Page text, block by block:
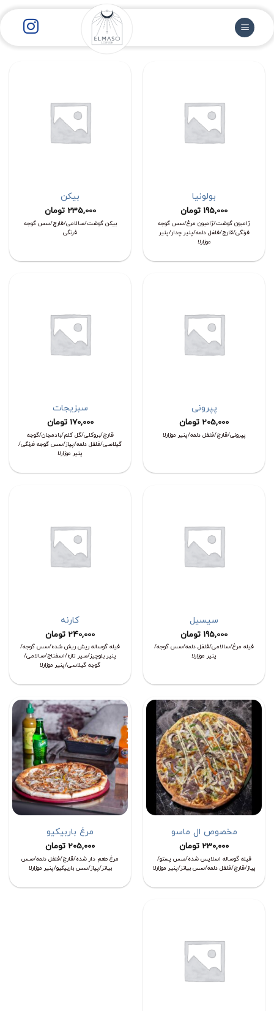
محتوا
بولونیا
195,000 تومان
ژامبون گوشت/ژامبون مرغ/سس گوجه
فرنگی/قارچ/فلفل دلمه/پنیر چدار/پنیر
موزارلا
بیکن
235,000 تومان
بیکن گوشت/سالامی/قارچ/سس گوجه
فرنگی
پپرونی
205,000 تومان
پپرونی/قارچ/فلفل دلمه/پنیر موزارلا
سبزیجات
170,000 تومان
قارچ/بروکلی/گل کلم/بادمجان/گوجه
گیلاسی/فلفل دلمه/پیاز/سس گوجه فرنگی/
پنیر موزارلا
سیسیل
195,000 تومان
فیله مرغ/سالامی/فلفل دلمه/سس گوجه/
پنیر موزارلا
کارنه
240,000 تومان
فیله گوساله ریش ریش شده/سس گوجه/
پنیر بلوچیز/سیر تازه/اسفناج/سالامی/
گوجه گیلاسی/پنیر موزارلا
مخصوص ال ماسو
230,000 تومان
فیله گوساله اسلایس شده/سس پستو/
پیاز/قارچ/فلفل دلمه/سس بیانز/پنیر موزارلا
مرغ باربیکیو
205,000 تومان
مرغ طعم دار شده/قارچ/فلفل دلمه/سس
بیانز/پیاز/سس باربیکیو/پنیر موزارلا